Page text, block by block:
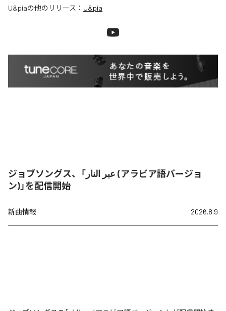
U&piaの他のリリース： U&pia
ジョブソングス、「عبر النار (アラビア語バージョ
ン)」を配信開始
新曲情報 2026.8.9